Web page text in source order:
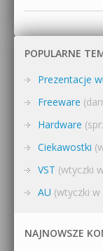
POPULARNE
Prezentacje
Freeware
Hardware
Ciekawostki
VST (wtyczki
AU (wtyczki
NAJNOWSZE